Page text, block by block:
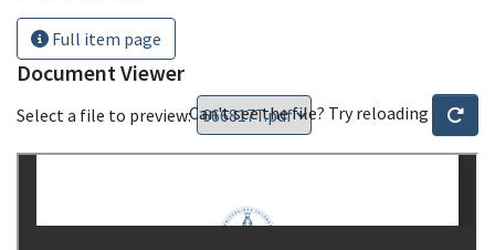
Full item page
Document Viewer
Select a file to preview:Can't see the file? Try reloading